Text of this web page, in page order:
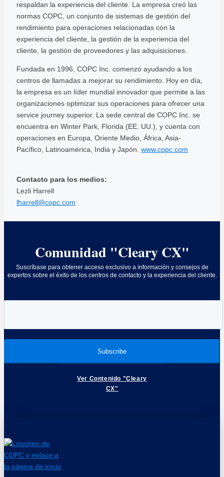
respaldan la experiencia del cliente. La empresa creó las
normas COPC, un conjunto de sistemas de gestión del
rendimiento para operaciones relacionadas con la
experiencia del cliente, la gestión de la experiencia del
cliente, la gestión de proveedores y las adquisiciones.
Fundada en 1996, COPC Inc. comenzó ayudando a los
centros de llamadas a mejorar su rendimiento. Hoy en día,
la empresa es un líder mundial innovador que permite a las
organizaciones optimizar sus operaciones para ofrecer una
service journey superior. La sede central de COPC Inc. se
encuentra en Winter Park, Florida (EE. UU.), y cuenta con
operaciones en Europa, Oriente Medio, África, Asia-
Pacífico, Latinoamérica, India y Japón. www.copc.com
Contacto para los medios:
Lezli Harrell
lharrell@copc.com
Comunidad "Cleary CX"
Suscríbase para obtener acceso exclusivo a información y consejos de
expertos sobre el éxito de los centros de contacto y la experiencia del cliente.
Ver Contenido "Cleary
CX"